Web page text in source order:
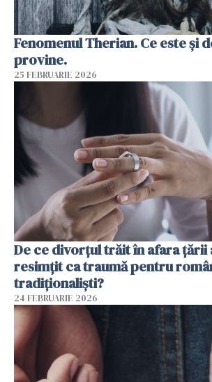
Fenomenul Therian. Ce este și
provine.
25 FEBRUARIE 2026
De ce divorțul trăit în afara țării
resimțit ca traumă pentru
tradiționaliști?
24 FEBRUARIE 2026